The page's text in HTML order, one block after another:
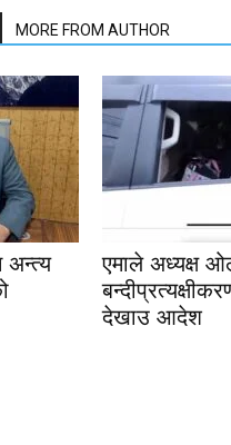
MORE FROM AUTHOR
एमाले अध्यक्ष
देखाउ आदेश